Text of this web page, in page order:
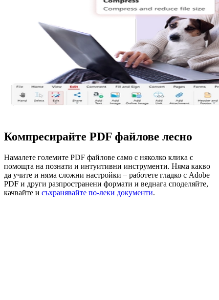
Компресирайте PDF файлове лесно
Намалете големите PDF файлове само с няколко клика с
помощта на познати и интуитивни инструменти. Няма какво
да учите и няма сложни настройки – работете гладко с Adobe
PDF и други разпространени формати и веднага споделяйте,
качвайте и съхранявайте по-леки документи.